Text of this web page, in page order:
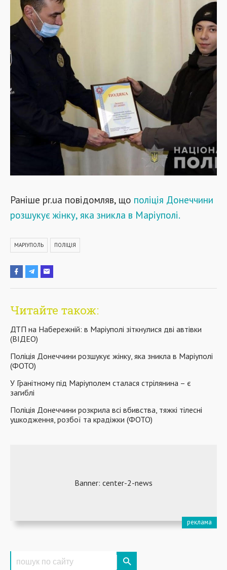
Раніше pr.ua повідомляв, що поліція Донеччини
розшукує жінку, яка зникла в Маріуполі.
МАРІУПОЛЬ ПОЛІЦІЯ
Читайте також:
ДТП на Набережній: в Маріуполі зіткнулися дві автівки
(ВІДЕО)
Поліція Донеччини розшукує жінку, яка зникла в Маріуполі
(ФОТО)
У Гранітному під Маріуполем сталася стрілянина – є
загиблі
Поліція Донеччини розкрила всі вбивства, тяжкі тілесні
ушкодження, розбої та крадіжки (ФОТО)